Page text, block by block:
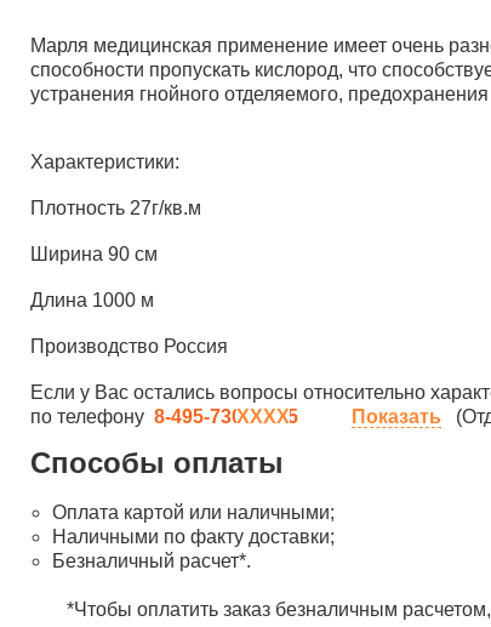
Марля медицинская применение имеет очень
способности пропускать кислород, что
устранения гнойного отделяемого,
Характеристики:
Плотность 27г/кв.м
Ширина 90 см
Длина 1000 м
Производство Россия
Если у Вас остались вопросы относительно
по телефону 8-495-730-90-25 Показать
Способы оплаты
Оплата картой или наличными;
Наличными по факту доставки;
Безналичный расчет*.
*Чтобы оплатить заказ безналичным